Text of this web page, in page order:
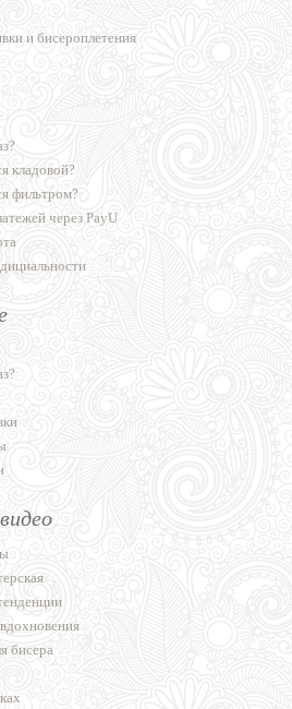
и бисероплетения
кладовой?
фильтром?
через PayU
бисера